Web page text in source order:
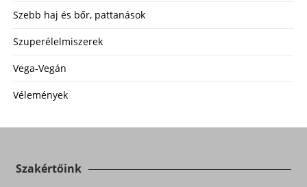
Szebb haj és bőr, pattanások
Szuperélelmiszerek
Vega-Vegán
Vélemények
Szakértőink